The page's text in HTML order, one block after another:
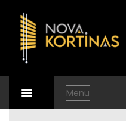
Menu